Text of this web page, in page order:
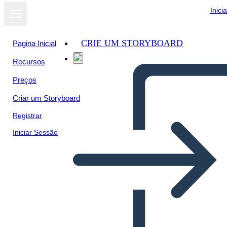
Pagina Inicial
Recursos
Preços
Criar um Storyboard
Registrar
Iniciar Sessão
CRIE UM STORYBOARD